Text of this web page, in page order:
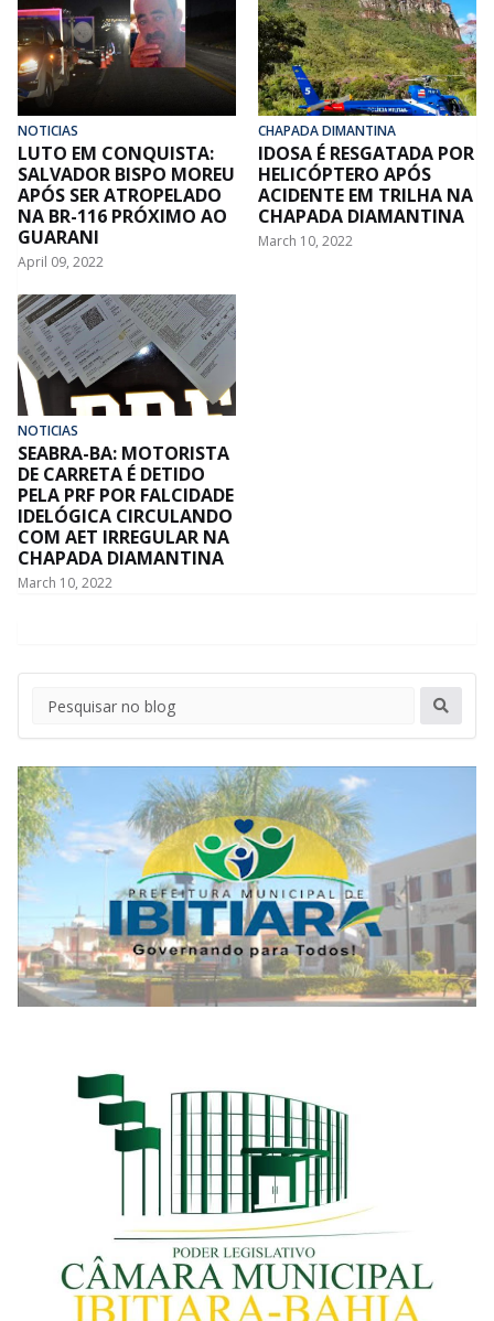
NOTICIAS
LUTO EM CONQUISTA:
SALVADOR BISPO MOREU
APÓS SER ATROPELADO
NA BR-116 PRÓXIMO AO
GUARANI
April 09, 2022
CHAPADA DIMANTINA
IDOSA É RESGATADA POR
HELICÓPTERO APÓS
ACIDENTE EM TRILHA NA
CHAPADA DIAMANTINA
March 10, 2022
NOTICIAS
SEABRA-BA: MOTORISTA
DE CARRETA É DETIDO
PELA PRF POR FALCIDADE
IDELÓGICA CIRCULANDO
COM AET IRREGULAR NA
CHAPADA DIAMANTINA
March 10, 2022